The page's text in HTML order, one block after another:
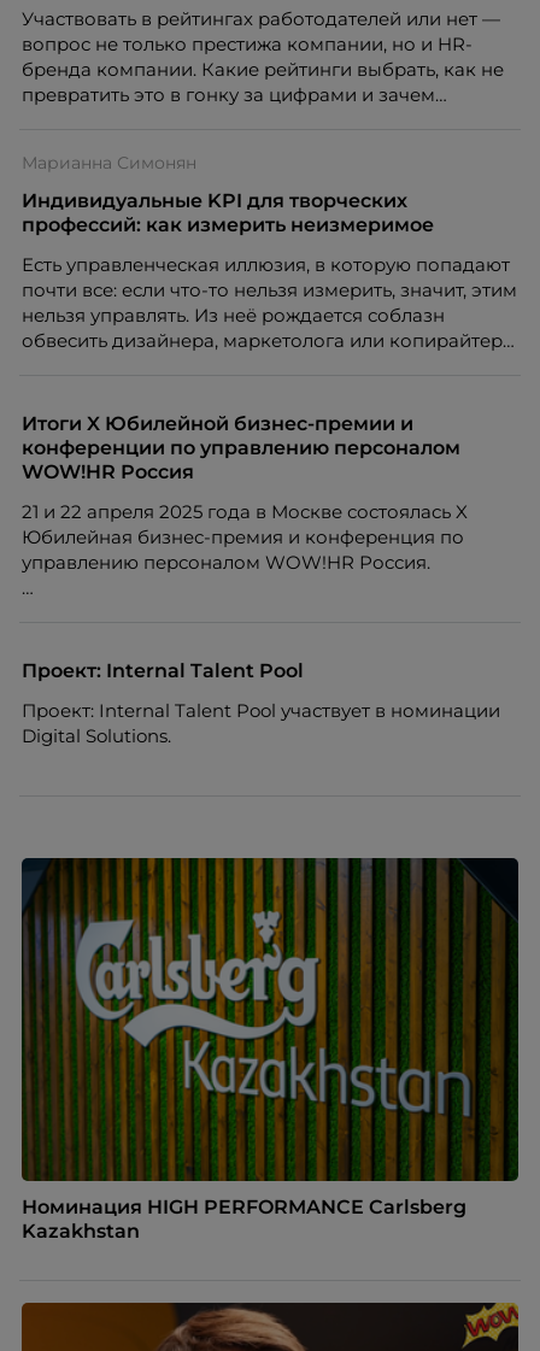
Участвовать в рейтингах работодателей или нет —
вопрос не только престижа компании, но и HR-
бренда компании. Какие рейтинги выбрать, как не
превратить это в гонку за цифрами и зачем
Чеснокова, HR-директор Right line.
Марианна Симонян
Индивидуальные KPI для творческих
профессий: как измерить неизмеримое
Есть управленческая иллюзия, в которую попадают
почти все: если что-то нельзя измерить, значит, этим
нельзя управлять. Из неё рождается соблазн
обвесить дизайнера, маркетолога или копирайтера
Проблема в том, что так мы измеряем не ценность,
а движение. А творческая работа — это тот редкий
случай, где движение и результат могут не
Итоги X Юбилейной бизнес-премии и
конференции по управлению персоналом
WOW!HR Россия
21 и 22 апреля 2025 года в Москве состоялась X
Юбилейная бизнес-премия и конференция по
управлению персоналом WOW!HR Россия.
номинантов и гостей мероприятия.
Проект: Internal Talent Pool
Проект: Internal Talent Pool участвует в номинации
Digital Solutions.
Номинация HIGH PERFORMANCE Carlsberg
Kazakhstan